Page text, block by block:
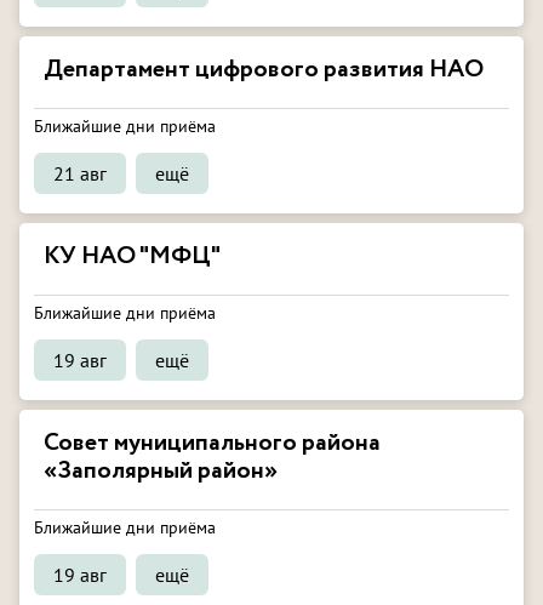
Департамент цифрового развития НАО
Ближайшие дни приёма
21 авг ещё
КУ НАО "МФЦ"
Ближайшие дни приёма
19 авг ещё
Совет муниципального района
«Заполярный район»
Ближайшие дни приёма
19 авг ещё